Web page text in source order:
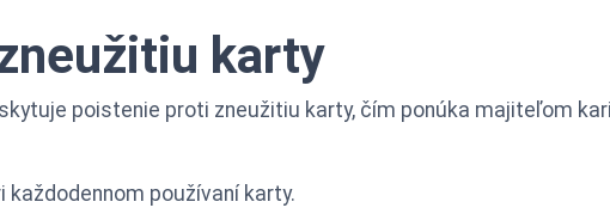
karty
poistenie proti zneužitiu karty, čím ponúka majiteľom
používaní karty.